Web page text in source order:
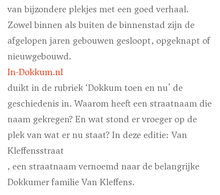
van bijzondere plekjes met een goed verhaal.
Zowel binnen als buiten de binnenstad zijn de
afgelopen jaren gebouwen gesloopt, opgeknapt of
nieuwgebouwd.
In-Dokkum.nl
duikt in de rubriek ‘Dokkum toen en nu’ de
geschiedenis in. Waarom heeft een straatnaam die
naam gekregen? En wat stond er vroeger op de
plek van wat er nu staat? In deze editie: Van
Kleffensstraat
, een straatnaam vernoemd naar de belangrijke
Dokkumer familie Van Kleffens.